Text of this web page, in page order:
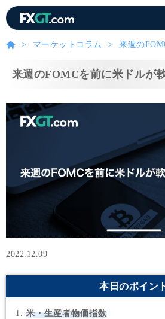
マーケットコラム 来週の
来週のFOMCを前に米ドルが
2022.12.09
本日のポイン
米・生産者物価指数